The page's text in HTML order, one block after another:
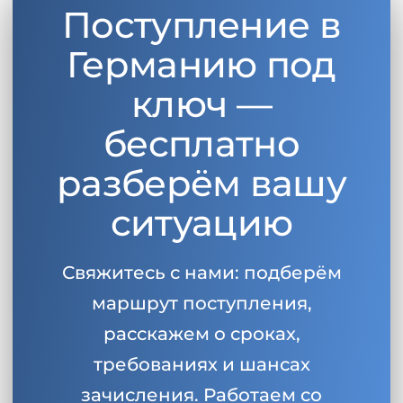
Поступление в
Германию под
ключ —
бесплатно
разберём вашу
ситуацию
Свяжитесь с нами: подберём
маршрут поступления,
расскажем о сроках,
требованиях и шансах
зачисления. Работаем со